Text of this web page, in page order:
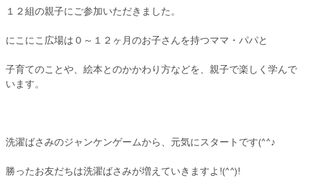
１２組の親子にご参加いただきました。
にこにこ広場は０～１２ヶ月のお子さんを持つママ・パパと
子育てのことや、絵本とのかかわり方などを、親子で楽しく学んで
います。
洗濯ばさみのジャンケンゲームから、元気にスタートです(^^♪
勝ったお友だちは洗濯ばさみが増えていきますよ!(^^)!